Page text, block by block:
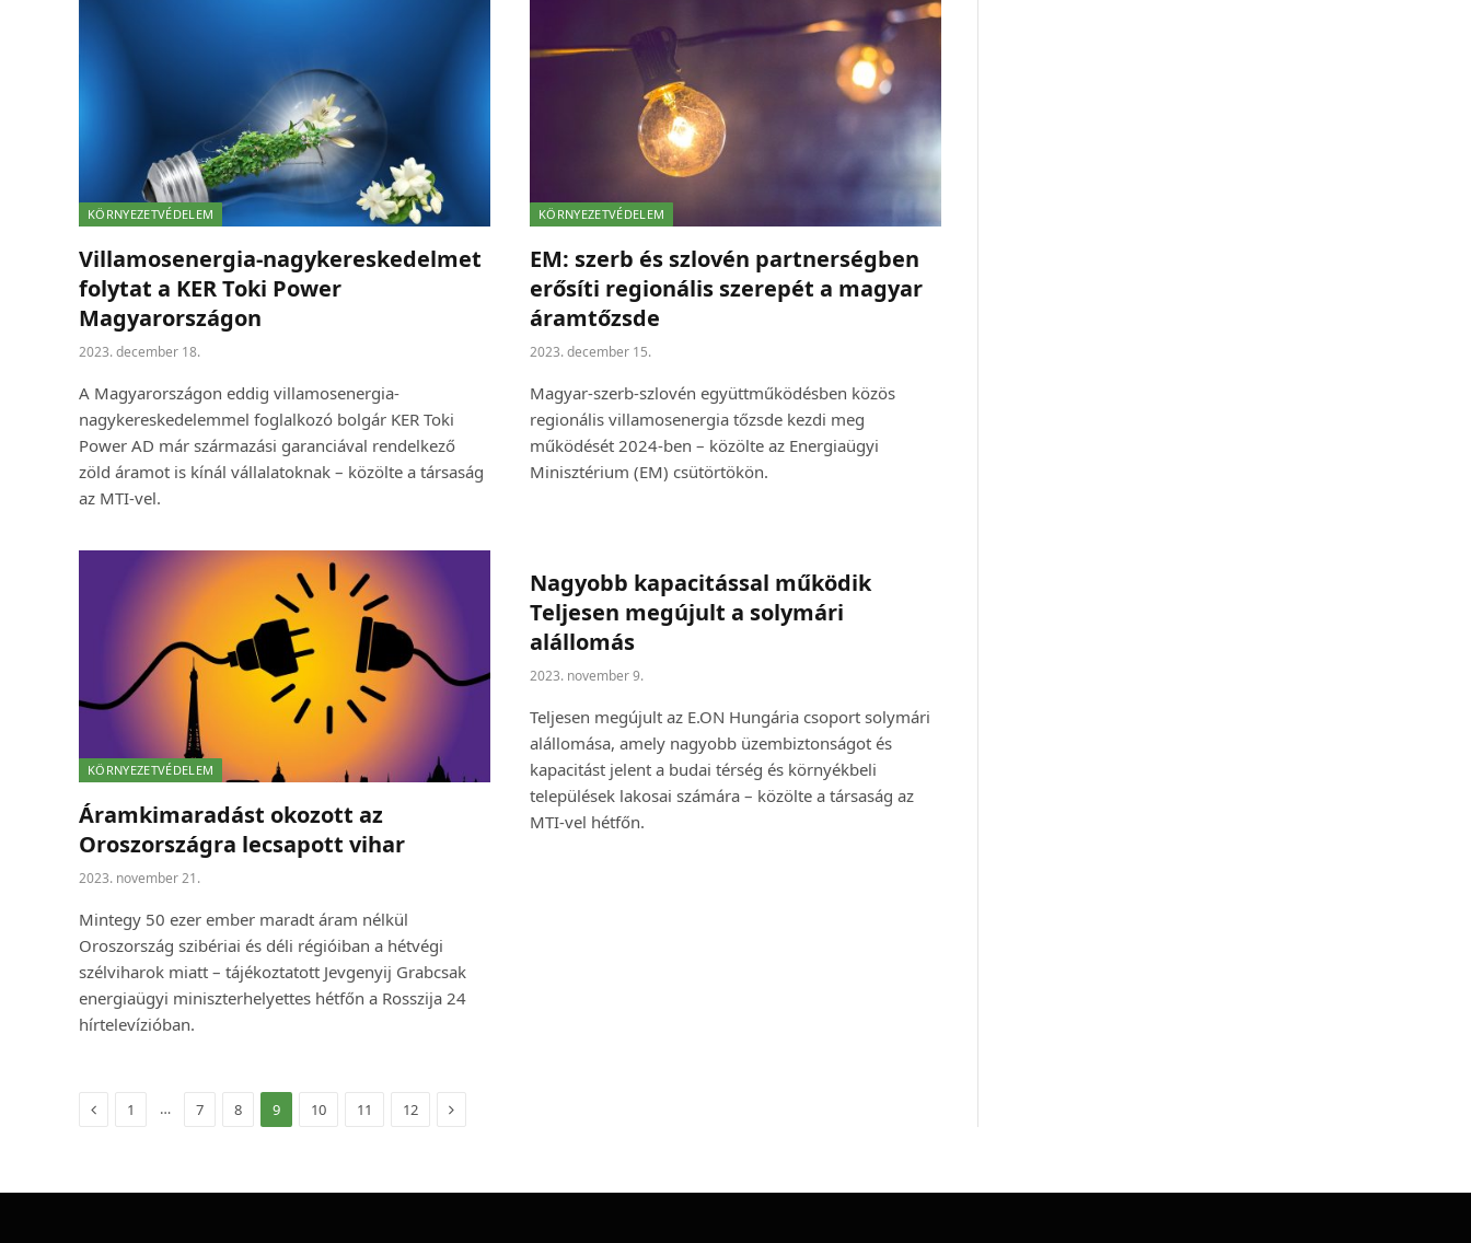
KÖRNYEZETVÉDELEM
Villamosenergia-nagykereskedelmet
folytat a KER Toki Power
Magyarországon
2023. december 18.
A Magyarországon eddig villamosenergia-
nagykereskedelemmel foglalkozó bolgár KER Toki
Power AD már származási garanciával rendelkező
zöld áramot is kínál vállalatoknak – közölte a társaság
az MTI-vel.
KÖRNYEZETVÉDELEM
EM: szerb és szlovén partnerségben
erősíti regionális szerepét a magyar
áramtőzsde
2023. december 15.
Magyar-szerb-szlovén együttműködésben közös
regionális villamosenergia tőzsde kezdi meg
működését 2024-ben – közölte az Energiaügyi
Minisztérium (EM) csütörtökön.
KÖRNYEZETVÉDELEM
Áramkimaradást okozott az
Oroszországra lecsapott vihar
2023. november 21.
Mintegy 50 ezer ember maradt áram nélkül
Oroszország szibériai és déli régióiban a hétvégi
szélviharok miatt – tájékoztatott Jevgenyij Grabcsak
energiaügyi miniszterhelyettes hétfőn a Rosszija 24
hírtelevízióban.
Nagyobb kapacitással működik
Teljesen megújult a solymári
alállomás
2023. november 9.
Teljesen megújult az E.ON Hungária csoport solymári
alállomása, amely nagyobb üzembiztonságot és
kapacitást jelent a budai térség és környékbeli
települések lakosai számára – közölte a társaság az
MTI-vel hétfőn.
Előző1 … 7 8 9 10 11 12 Következő